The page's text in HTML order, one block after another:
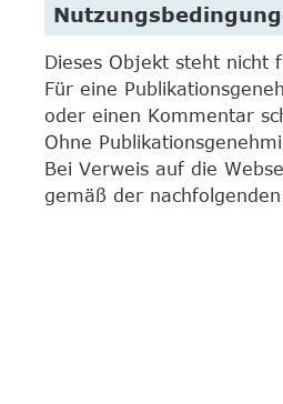
Dieses Objekt steht nicht
Für eine
oder einen Kommentar
Ohne
Bei Verweis auf die
gemäß der